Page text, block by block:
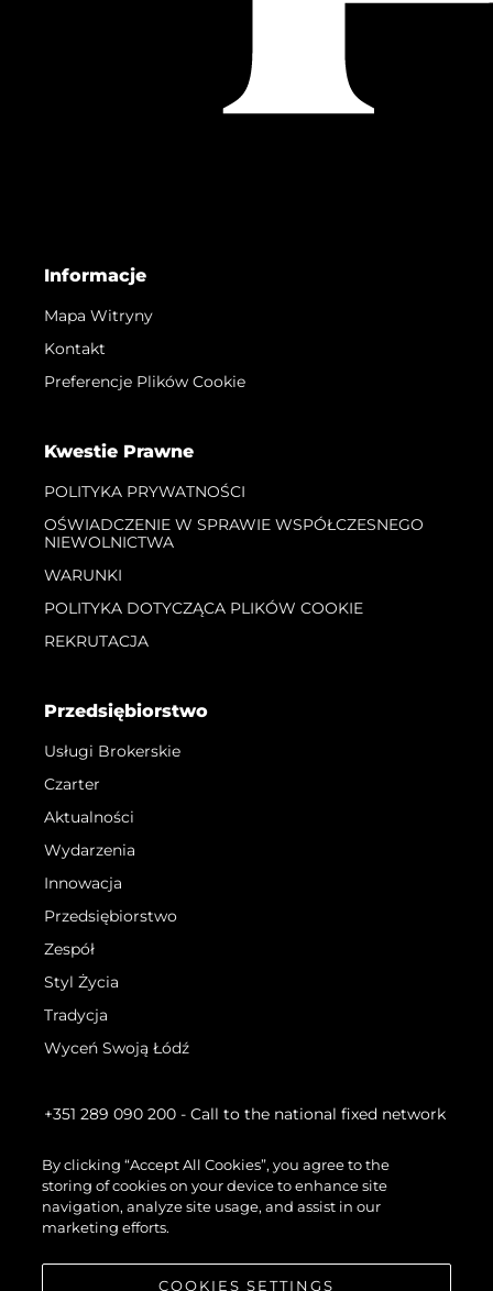
Informacje
Mapa Witryny
Kontakt
Preferencje Plików Cookie
Kwestie Prawne
POLITYKA PRYWATNOŚCI
OŚWIADCZENIE W SPRAWIE WSPÓŁCZESNEGO
NIEWOLNICTWA
WARUNKI
POLITYKA DOTYCZĄCA PLIKÓW COOKIE
REKRUTACJA
Przedsiębiorstwo
Usługi Brokerskie
Czarter
Aktualności
Wydarzenia
Innowacja
Przedsiębiorstwo
Zespół
Styl Życia
Tradycja
Wyceń Swoją Łódź
+351 289 090 200 - Call to the national fixed network
By clicking “Accept All Cookies”, you agree to the
storing of cookies on your device to enhance site
navigation, analyze site usage, and assist in our
marketing efforts.
COOKIES SETTINGS